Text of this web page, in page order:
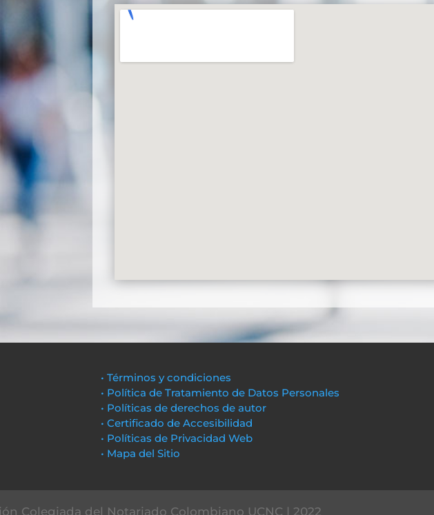
• Términos y condiciones
• Política de Tratamiento de Datos Personales
• Políticas de derechos de autor
• Certificado de Accesibilidad
• Políticas de Privacidad Web
• Mapa del Sitio
Colegiada del Notariado Colombiano UCNC | 2022